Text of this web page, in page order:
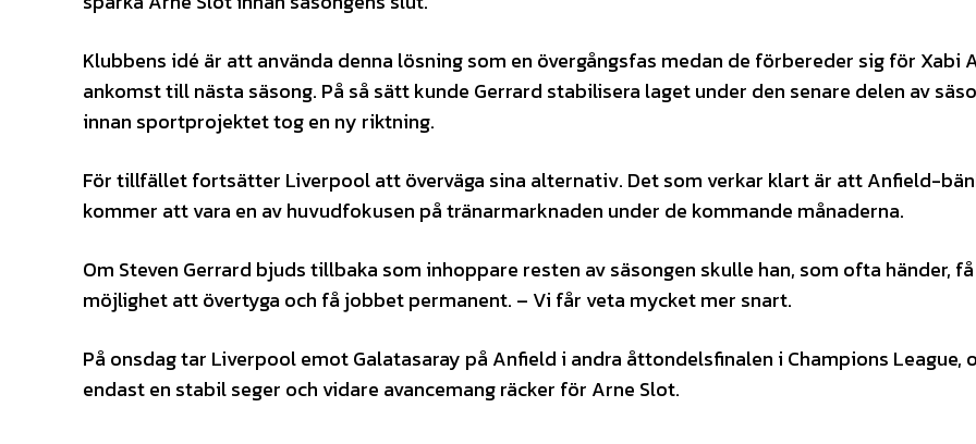
Klubbens idé är att använda denna lösning som en övergångsfas medan de förbereder sig för Xabi
ankomst till nästa säsong. På så sätt kunde Gerrard stabilisera laget under den senare delen av
innan sportprojektet tog en ny riktning.
För tillfället fortsätter Liverpool att överväga sina alternativ. Det som verkar klart är att Anfield-
kommer att vara en av huvudfokusen på tränarmarknaden under de kommande månaderna.
Om Steven Gerrard bjuds tillbaka som inhoppare resten av säsongen skulle han, som ofta händer, få
möjlighet att övertyga och få jobbet permanent. – Vi får veta mycket mer snart.
På onsdag tar Liverpool emot Galatasaray på Anfield i andra åttondelsfinalen i Champions League,
endast en stabil seger och vidare avancemang räcker för Arne Slot.